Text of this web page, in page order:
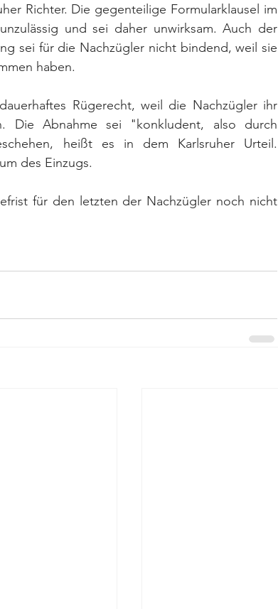
Richter. Die gegenteilige Formularklausel im
und sei daher unwirksam. Auch der
sei für die Nachzügler nicht bindend, weil sie
haben.
Rügerecht, weil die Nachzügler ihr
Die Abnahme sei "konkludent, also durch
heißt es in dem Karlsruher Urteil.
des Einzugs.
für den letzten der Nachzügler noch nicht